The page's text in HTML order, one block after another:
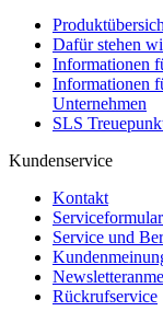
Dafür stehen
Informationen
Informationen
Unternehmen
SLS
Kundenservice
Kontakt
Service und
Rückrufservice